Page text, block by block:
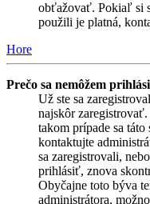
obťažovať. Pokiaľ si
použili je platná,
Hore
Prečo sa nemôžem
Už ste sa
najskôr
takom prípade sa
kontaktujte
sa zaregistrovali,
prihlásiť, znova
Obyčajne toto býva
administrátora,